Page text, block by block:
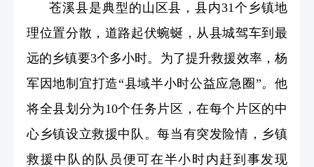
苍溪县是典型的山区县，县内31个乡镇地
理位置分散，道路起伏蜿蜒，从县城驾车到最
远的乡镇要3个多小时。为了提升救援效率，杨
军因地制宜打造“县域半小时公益应急圈”。他
将全县划分为10个任务片区，在每个片区的中
心乡镇设立救援中队。每当有突发险情，乡镇
救援中队的队员便可在半小时内赶到事发现